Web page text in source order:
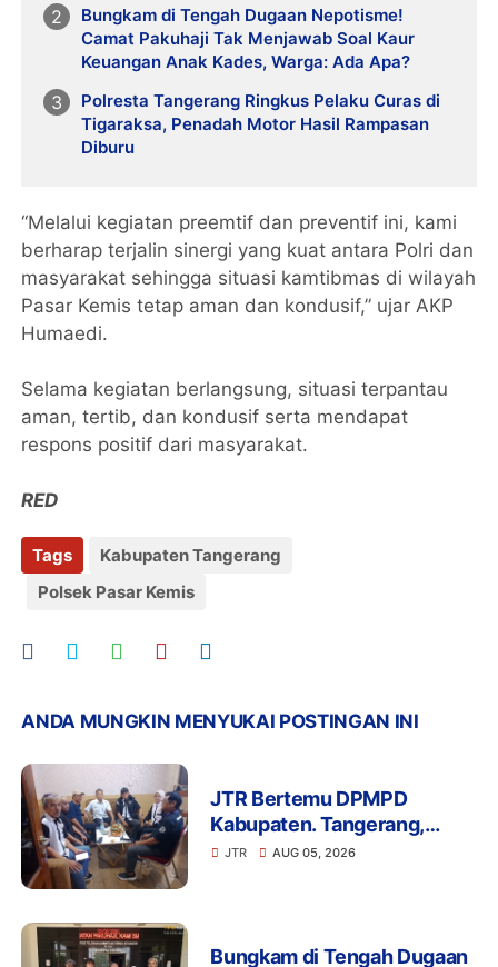
Bungkam di Tengah Dugaan Nepotisme!
Camat Pakuhaji Tak Menjawab Soal Kaur
Keuangan Anak Kades, Warga: Ada Apa?
Polresta Tangerang Ringkus Pelaku Curas di
Tigaraksa, Penadah Motor Hasil Rampasan
Diburu
“Melalui kegiatan preemtif dan preventif ini, kami
berharap terjalin sinergi yang kuat antara Polri dan
masyarakat sehingga situasi kamtibmas di wilayah
Pasar Kemis tetap aman dan kondusif,” ujar AKP
Humaedi.
Selama kegiatan berlangsung, situasi terpantau
aman, tertib, dan kondusif serta mendapat
respons positif dari masyarakat.
RED
Tags
Kabupaten Tangerang
Polsek Pasar Kemis
ANDA MUNGKIN MENYUKAI POSTINGAN INI
JTR Bertemu DPMPD
Kabupaten. Tangerang,
Bahas Dugaan Nepotisme di
JTR AUG 05, 2026
Bungkam di Tengah Dugaan